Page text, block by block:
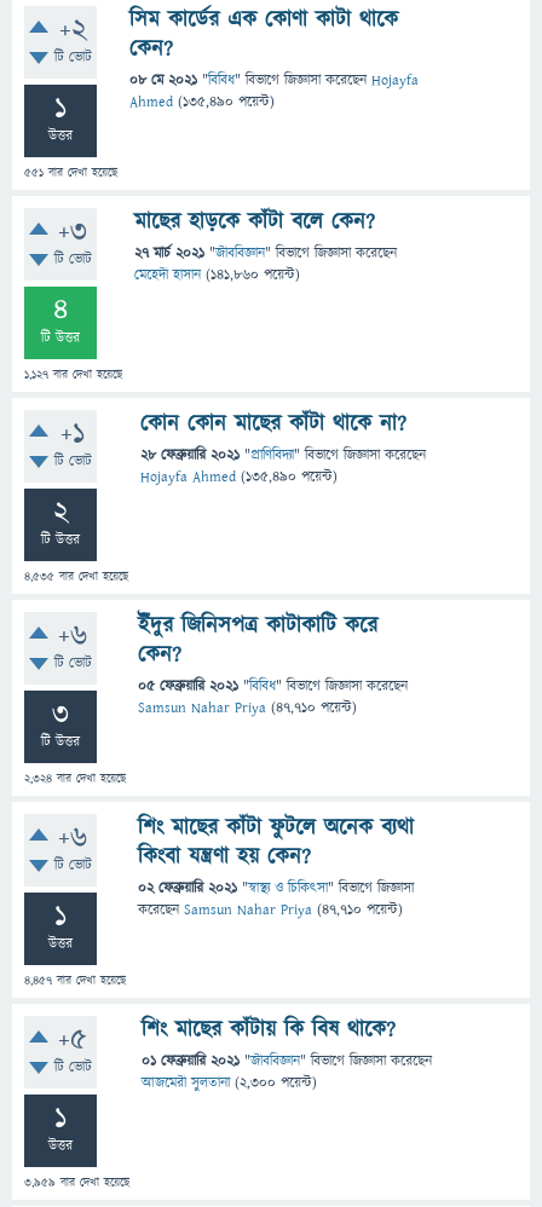
+2
টি ভোট
1
উত্তর
551 বার দেখা হয়েছে
সিম কার্ডের এক কোণা কাটা থাকে
কেন?
08 মে 2021 "বিবিধ" বিভাগে জিজ্ঞাসাকরেছেনHojayfa
Ahmed (135,490 পয়েন্ট)
+3
টি ভোট
4
টি উত্তর
1,127 বার দেখা হয়েছে
মাছের হাড়কে কাঁটা বলে কেন?
27 মার্চ 2021 "জীববিজ্ঞান" বিভাগে জিজ্ঞাসাকরেছেন
মেহেদী হাসান (141,860 পয়েন্ট)
+1
টি ভোট
2
টি উত্তর
4,535 বার দেখা হয়েছে
কোন কোন মাছের কাঁটা থাকে না?
28 ফেব্রুয়ারি 2021 "প্রাণিবিদ্যা" বিভাগে জিজ্ঞাসাকরেছেন
Hojayfa Ahmed (135,490 পয়েন্ট)
+6
টি ভোট
3
টি উত্তর
2,324 বার দেখা হয়েছে
ইঁদুর জিনিসপত্র কাটাকাটি করে
কেন?
05 ফেব্রুয়ারি 2021 "বিবিধ" বিভাগে জিজ্ঞাসাকরেছেন
Samsun Nahar Priya (47,710 পয়েন্ট)
+6
টি ভোট
1
উত্তর
4,457 বার দেখা হয়েছে
শিং মাছের কাঁটা ফুটলে অনেক ব্যথা
কিংবা যন্ত্রণা হয় কেন?
02 ফেব্রুয়ারি 2021 "স্বাস্থ্য ও চিকিৎসা" বিভাগে জিজ্ঞাসা
করেছেনSamsun Nahar Priya (47,710 পয়েন্ট)
+5
টি ভোট
1
উত্তর
3,959 বার দেখা হয়েছে
শিং মাছের কাঁটায় কি বিষ থাকে?
01 ফেব্রুয়ারি 2021 "জীববিজ্ঞান" বিভাগে জিজ্ঞাসাকরেছেন
আজমেরী সুলতানা (2,300 পয়েন্ট)